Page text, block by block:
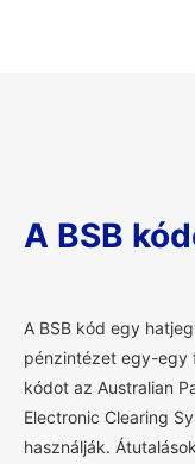
A BSB
A BSB kód egy
pénzintézet egy-egy
kódot az Australian
Electronic Clearing
használják.